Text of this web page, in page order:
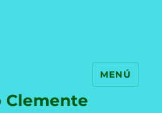
Clemente
MENÚ